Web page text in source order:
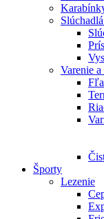
Varenie
Športy
Lezenie